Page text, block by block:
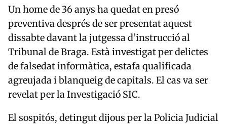
Un home de 36 anys ha quedat en presó
preventiva després de ser presentat aquest
dissabte davant la jutgessa d’instrucció al
Tribunal de Braga. Està investigat per delictes
de falsedat informàtica, estafa qualificada
agreujada i blanqueig de capitals. El cas va ser
revelat per la Investigació SIC.
El sospitós, detingut dijous per la Policia Judicial